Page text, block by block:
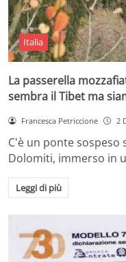
Italia
La passerella
sembra il Tibet ma
Francesca Petriccione 2
C'è un ponte
Dolomiti, immerso in
Leggi di più